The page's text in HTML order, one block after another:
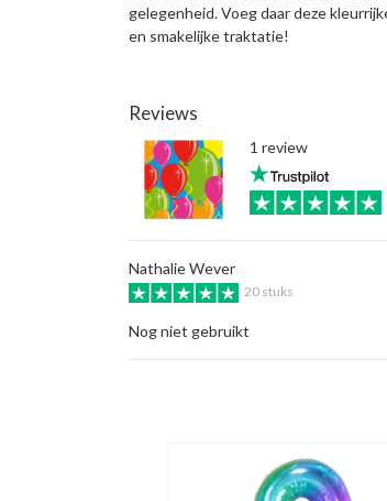
gelegenheid. Voeg daar deze
en smakelijke traktatie!
Reviews
1 review
Nathalie Wever
20 stuks
Nog niet gebruikt